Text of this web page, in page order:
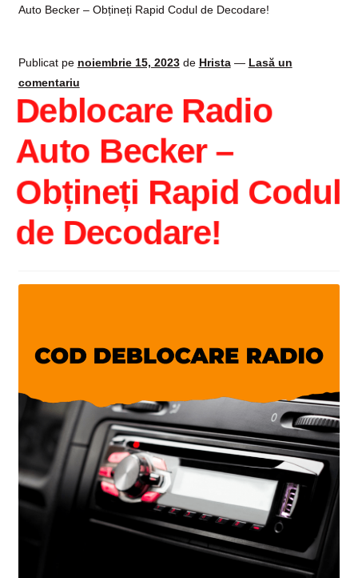
Politica de utilizare cookie
Privacy Policy
Auto Becker – Obțineți Rapid Codul de Decodare!
Publicat pe noiembrie 15, 2023 de Hrista — Lasă un
comentariu
Deblocare Radio
Auto Becker –
Obțineți Rapid Codul
de Decodare!